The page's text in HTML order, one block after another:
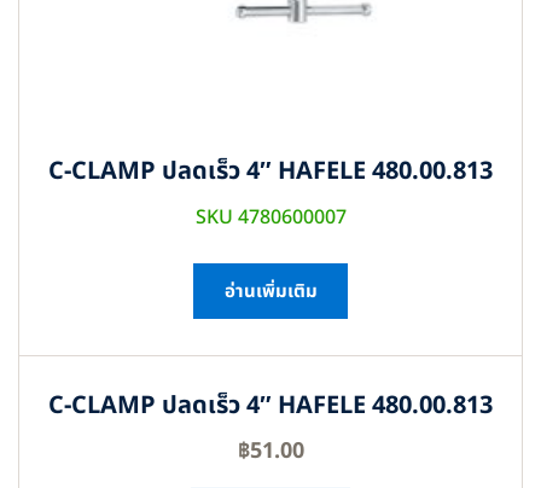
C-CLAMP ปลดเร็ว 4″ HAFELE 480.00.813
SKU 4780600007
อ่านเพิ่มเติม
C-CLAMP ปลดเร็ว 4″ HAFELE 480.00.813
฿51.00